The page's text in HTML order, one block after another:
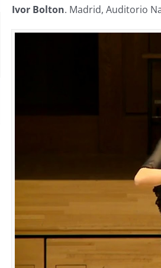
Ivor Bolton. Madrid, Auditorio